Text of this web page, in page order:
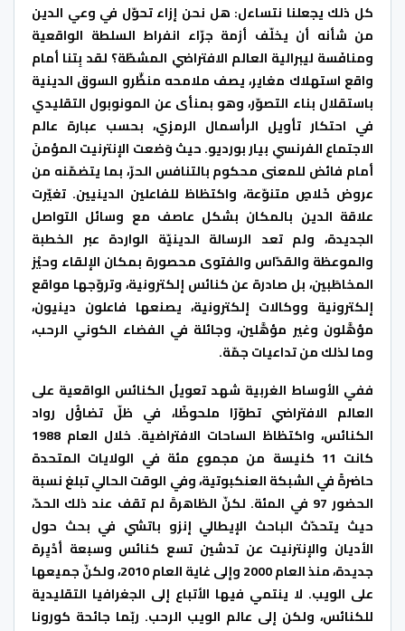
كل ذلك يجعلنا نتساءل: هل نحن إزاء تحوّل في وعي الدين
من شأنه أن يخلّف أزمة جرّاء انفراط السلطة الواقعية
ومنافَسة ليبرالية العالم الافتراضي المشطّة؟ لقد بِتنا أمام
واقع استهلاك مغاير، يصف ملامحه منظِّرو السوق الدينية
باستقلال بناء التصوّر، وهو بمنأى عن المونوبول التقليدي
في احتكار تأويل الرأسمال الرمزي، بحسب عبارة عالم
الاجتماع الفرنسي بيار بورديو. حيث وَضعت الإنترنيت المؤمنَ
أمام فائض للمعنى محكوم بالتنافس الحرّ، بما يتضمّنه من
عروض خَلاصٍ متنوّعة، واكتظاظ للفاعلين الدينيين. تغيّرت
علاقة الدين بالمكان بشكل عاصف مع وسائل التواصل
الجديدة، ولم تعد الرسالة الدينيّة الواردة عبر الخطبة
والموعظة والقدّاس والفتوى محصورة بمكان الإلقاء وحيْز
المخاطَبين، بل صادرة عن كنائس إلكترونية، وتروّجها مواقع
إلكترونية ووكالات إلكترونية، يصنعها فاعلون دينيون،
مؤهَّلون وغير مؤهَّلين، وجائلة في الفضاء الكوني الرحب،
وما لذلك من تداعيات جمّة.
ففي الأوساط الغربية شهد تعويلُ الكنائس الواقعية على
العالم الافتراضي تطوّرًا ملحوظًا، في ظلّ تضاؤُل رواد
الكنائس، واكتظاظ الساحات الافتراضية. خلال العام 1988
كانت 11 كنيسة من مجموع مئة في الولايات المتحدة
حاضرةً في الشبكة العنكبوتية، وفي الوقت الحالي تبلغ نسبة
الحضور 97 في المئة. لكنّ الظاهرةَ لم تقف عند ذلك الحدّ،
حيث يتحدّث الباحث الإيطالي إنزو باتشي في بحث حول
الأديان والإنترنيت عن تدشين تسع كنائس وسبعة أدْيِرة
جديدة، منذ العام 2000 وإلى غاية العام 2010، ولكنّ جميعها
على الويب. لا ينتمي فيها الأتباع إلى الجغرافيا التقليدية
للكنائس، ولكن إلى عالم الويب الرحب. ربّما جائحة كورونا